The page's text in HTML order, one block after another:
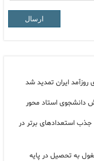
ارسال
ایران تمدید شد
دانشجوی استاد محور
استعدادهای برتر در
به تحصیل در پایه